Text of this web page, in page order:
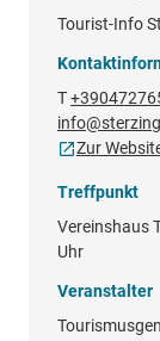
Tourist-Info
T
Zur
Treffpunkt
Vereinshaus
Uhr
Veranstalter